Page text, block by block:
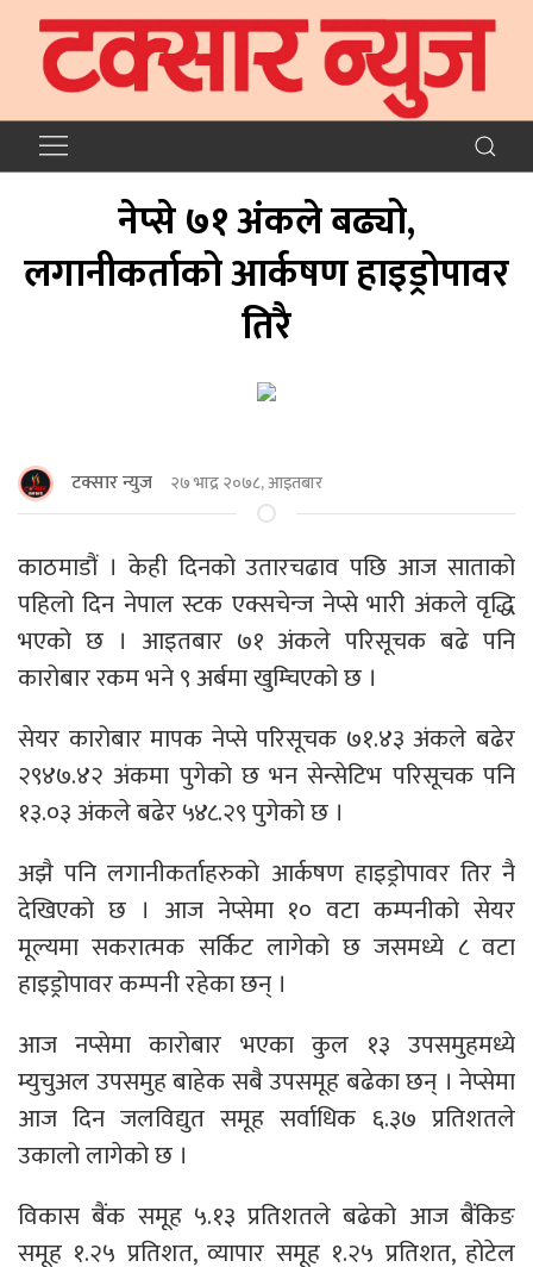
नेप्से ७१ अंकले बढ्यो,
लगानीकर्ताको आर्कषण हाइड्रोपावर
तिरै
टक्सार न्युज २७ भाद्र २०७८, आइतबार
काठमाडौं । केही दिनको उतारचढाव पछि आज साताको
पहिलो दिन नेपाल स्टक एक्सचेन्ज नेप्से भारी अंकले वृद्धि
भएको छ । आइतबार ७१ अंकले परिसूचक बढे पनि
कारोबार रकम भने ९ अर्बमा खुम्चिएको छ ।
सेयर कारोबार मापक नेप्से परिसूचक ७१.४३ अंकले बढेर
२९४७.४२ अंकमा पुगेको छ भन सेन्सेटिभ परिसूचक पनि
१३.०३ अंकले बढेर ५४८.२९ पुगेको छ ।
अझै पनि लगानीकर्ताहरुको आर्कषण हाइड्रोपावर तिर नै
देखिएको छ । आज नेप्सेमा १० वटा कम्पनीको सेयर
मूल्यमा सकरात्मक सर्किट लागेको छ जसमध्ये ८ वटा
हाइड्रोपावर कम्पनी रहेका छन् ।
आज नप्सेमा कारोबार भएका कुल १३ उपसमुहमध्ये
म्युचुअल उपसमुह बाहेक सबै उपसमूह बढेका छन् । नेप्सेमा
आज दिन जलविद्युत समूह सर्वाधिक ६.३७ प्रतिशतले
उकालो लागेको छ ।
विकास बैंक समूह ५.१३ प्रतिशतले बढेको आज बैंकिङ
समूह १.२५ प्रतिशत, व्यापार समूह १.२५ प्रतिशत, होटेल